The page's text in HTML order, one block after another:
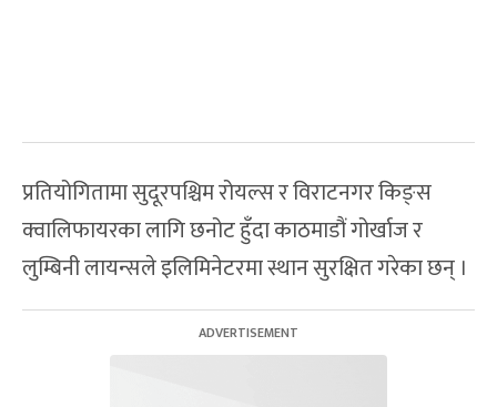
प्रतियोगितामा सुदूरपश्चिम रोयल्स र विराटनगर किङ्स
क्वालिफायरका लागि छनोट हुँदा काठमाडौं गोर्खाज र
लुम्बिनी लायन्सले इलिमिनेटरमा स्थान सुरक्षित गरेका छन् ।